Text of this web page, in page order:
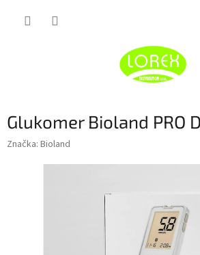
Glukomer Bioland PRO
Značka: Bioland